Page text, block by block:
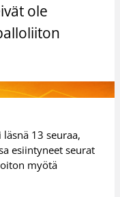
ole
13 seuraa,
esiintyneet seurat
myötä